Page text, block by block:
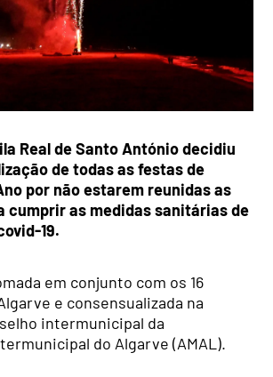
Real de Santo António decidiu
de todas as festas de
por não estarem reunidas as
cumprir as medidas sanitárias de
19.
em conjunto com os 16
e consensualizada na
intermunicipal da
do Algarve (AMAL).